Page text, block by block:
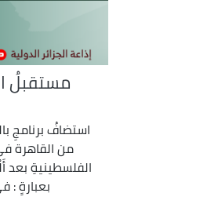
مستقبلُ
استضافُ برنامجِ
من القاهرة
الفلسطينيةِ بعد
بعبارةٍ : في